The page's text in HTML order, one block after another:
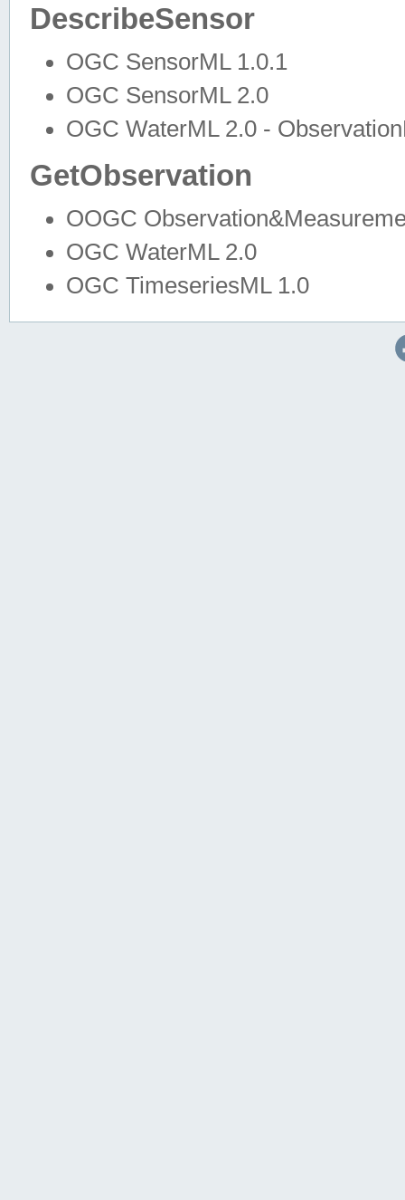
DescribeSensor
OGC SensorML 1.0.1
OGC SensorML 2.0
OGC WaterML 2.0 -
GetObservation
OOGC
OGC WaterML 2.0
OGC TimeseriesML 1.0